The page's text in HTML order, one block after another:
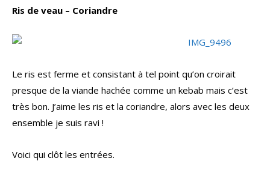
Ris de veau – Coriandre
Le ris est ferme et consistant à tel point qu’on croirait
presque de la viande hachée comme un kebab mais c’est
très bon. J’aime les ris et la coriandre, alors avec les deux
ensemble je suis ravi !
Voici qui clôt les entrées.